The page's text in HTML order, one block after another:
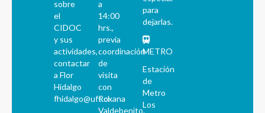
sobre
el
CIDOC
y sus
actividades,
contactar
a Flor
Hidalgo
fhidalgo@uft.cl
a
14:00
hrs.,
previa
coordinación
de
visita
con
Roxana
Valdebenito.
para
dejarlas.
METRO
Estación
de
Metro
Los